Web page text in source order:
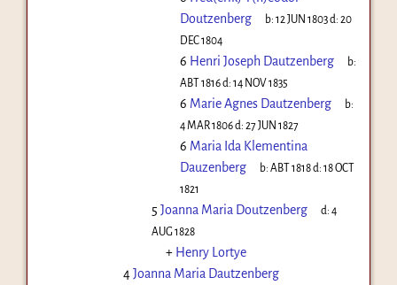
Doutzenberg
b:12 JUN 1803d:20
DEC 1804
6 Henri Joseph Dautzenberg
b:
ABT 1816d: 14 NOV 1835
6 Marie Agnes Dautzenberg
b:
4 MAR 1806d: 27 JUN 1827
6 Maria Ida Klementina
Dauzenberg
b:ABT 1818d:18 OCT
1821
5 Joanna Maria Doutzenberg d:4
AUG 1828
+ Henry Lortye
4Joanna Maria Dautzenberg